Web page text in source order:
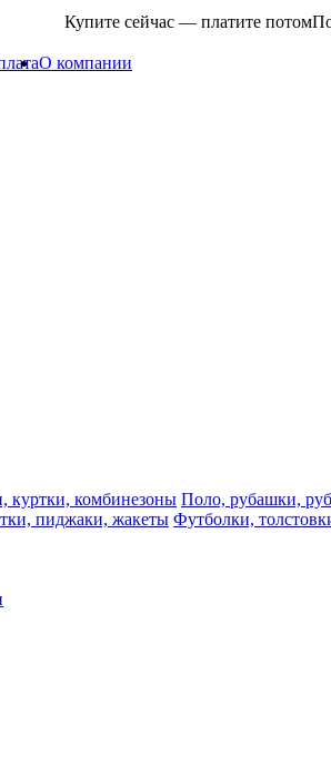
Купите сейчас — платите потом
О компании
комбинезоны Поло, рубашки,
пиджаки, жакеты Футболки,